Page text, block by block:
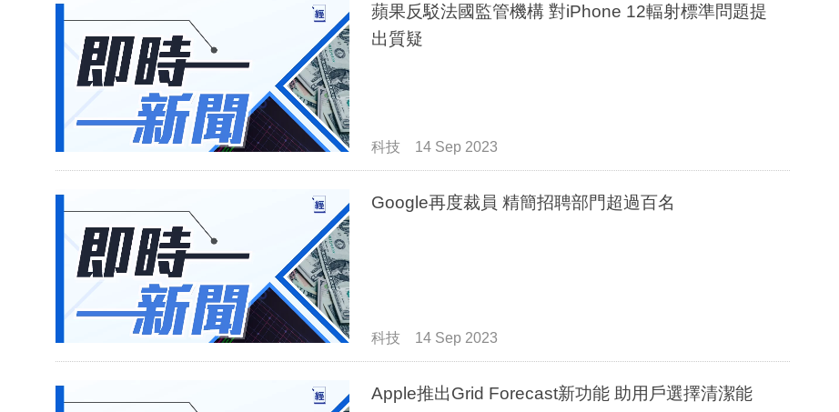
蘋果反駁法國監管機構 對iPhone 12輻射標準問題提
出質疑
科技 14 Sep 2023
Google再度裁員 精簡招聘部門超過百名
科技 14 Sep 2023
Apple推出Grid Forecast新功能 助用戶選擇清潔能